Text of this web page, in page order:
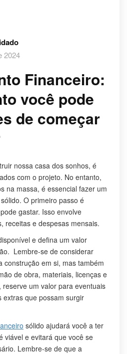
2024
Financeiro:
você pode
de começar
nossa casa dos sonhos, é
com o projeto. No entanto,
na massa, é essencial fazer um
O primeiro passo é
gastar. Isso envolve
receitas e despesas mensais.
e defina um valor
Lembre-se de considerar
construção em si, mas também
de obra, materiais, licenças e
reserve um valor para eventuais
extras que possam surgir
sólido ajudará você a ter
viável e evitará que você se
Lembre-se de que a